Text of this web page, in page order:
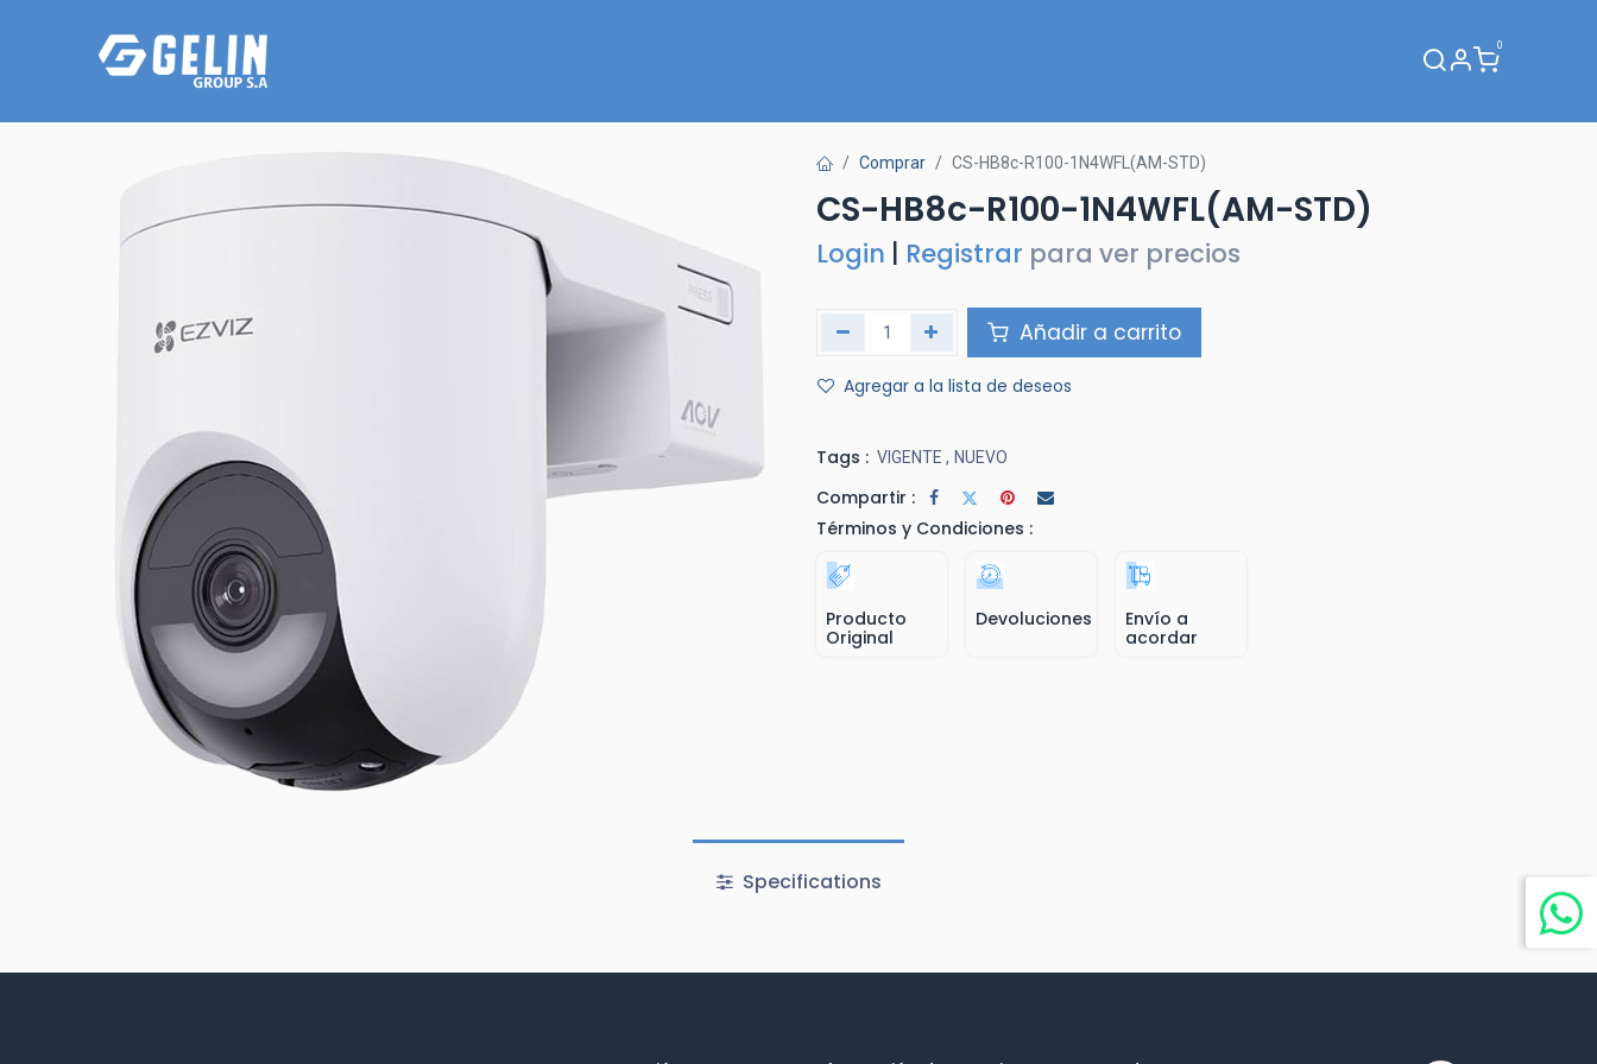
0
Comprar CS-HB8c-R100-1N4WFL(AM-STD)
CS-HB8c-R100-1N4WFL(AM-STD)
Login Registrar para ver precios
Añadir a carrito
Agregar a la lista de deseos
Tags : VIGENTE , NUEVO
Compartir :
Términos y Condiciones :
Producto
Original
Devoluciones
Envío a
acordar
Specifications